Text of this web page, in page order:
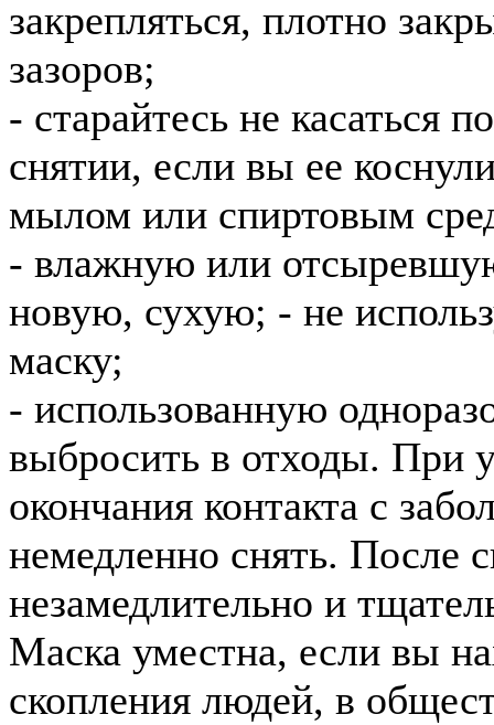
закрепляться, плотно
зазоров;
- старайтесь не касаться
снятии, если вы ее
мылом или спиртовым
- влажную или
новую, сухую; - не
маску;
- использованную
выбросить в отходы. При
окончания контакта с
немедленно снять. После
незамедлительно и
Маска уместна, если вы
скопления людей, в